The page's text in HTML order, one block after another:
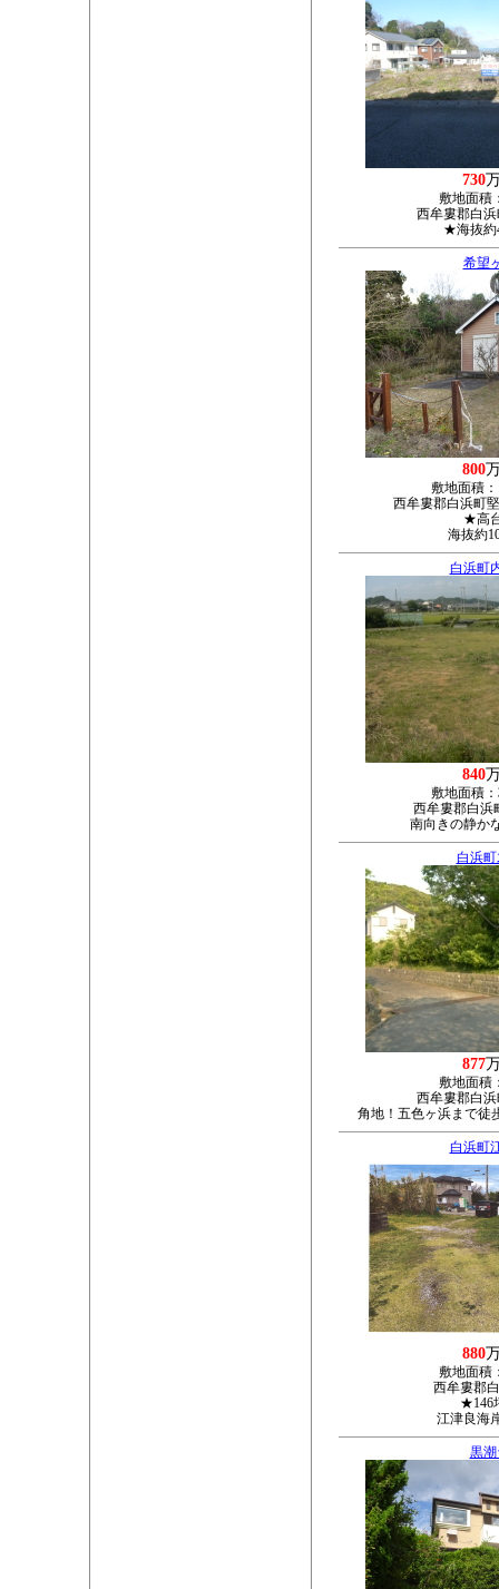
730
敷地面積
西牟婁郡白浜
★海抜
希望
800
敷地面積：
西牟婁郡白浜町
★高
海抜約
白浜町
840
敷地面積：
西牟婁郡白浜
南向きの静か
白浜
877
敷地面積
西牟婁郡白浜
角地！五色ヶ浜まで徒
白浜町
880
敷地面積
西牟婁郡
★146
江津良海
黒潮